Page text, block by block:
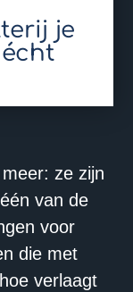
je
ze zijn
van de
voor
die met
verlaagt